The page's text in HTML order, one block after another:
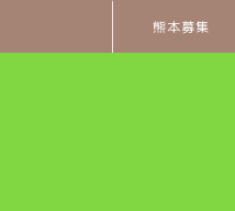
熊本募集